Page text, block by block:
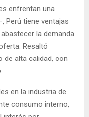
enfrentan una
Perú tiene ventajas
la demanda
Resaltó
de alta calidad, con
en la industria de
consumo interno,